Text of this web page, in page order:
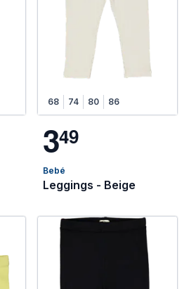
68 74 80 86
349
Bebé
Leggings - Beige